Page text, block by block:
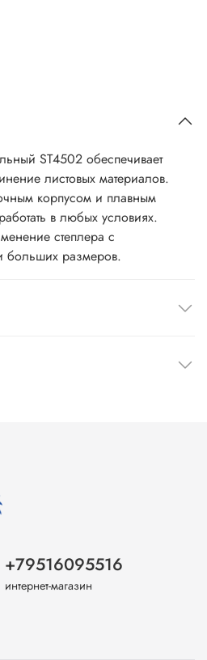
ST4502 обеспечивает
листовых материалов.
корпусом и плавным
в любых условиях.
степлера с
больших размеров.
+79516095516
интернет-магазин